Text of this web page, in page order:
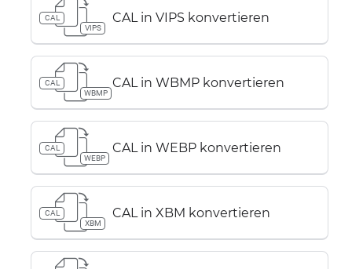
CAL
VIPS
CAL in VIPS konvertieren
CAL
WBMP
CAL in WBMP konvertieren
CAL
WEBP
CAL in WEBP konvertieren
CAL
XBM
CAL in XBM konvertieren